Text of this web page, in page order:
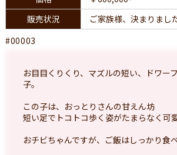
販売状況
ご家族様、決まりまし
#00003
お目目くりくり、マズルの短い、ドワー
子。
この子は、おっとりさんの甘えん坊
短い足でトコトコ歩く姿がたまらなく可
おチビちゃんですが、ご飯はしっかり食